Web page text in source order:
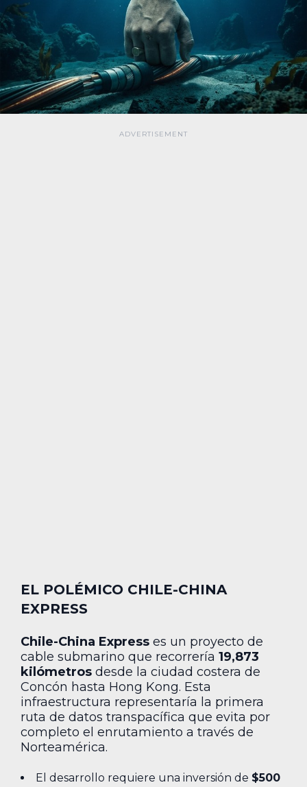
EL POLÉMICO CHILE-CHINA
EXPRESS
Chile-China Express es un proyecto de
cable submarino que recorrería 19,873
kilómetros desde la ciudad costera de
Concón hasta Hong Kong. Esta
infraestructura representaría la primera
ruta de datos transpacífica que evita por
completo el enrutamiento a través de
Norteamérica.
El desarrollo requiere una inversión de $500